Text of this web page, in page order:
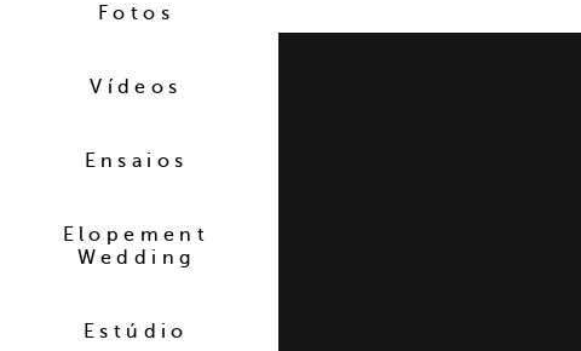
Fotos
Vídeos
Ensaios
Elopement
Wedding
Estúdio